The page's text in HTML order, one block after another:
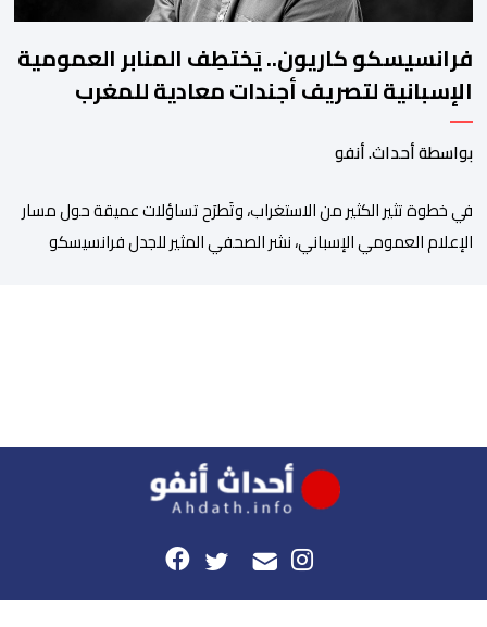
فرانسيسكو كاريون.. يَختطِف المنابر العمومية
الإسبانية لتصريف أجندات معادية للمغرب
بواسطة أحداث. أنفو
في خطوة تثير الكثير من الاستغراب، وتَطرَح تساؤلات عميقة حول مسار
الإعلام العمومي الإسباني، نشر الصحفي المثير للجدل فرانسيسكو